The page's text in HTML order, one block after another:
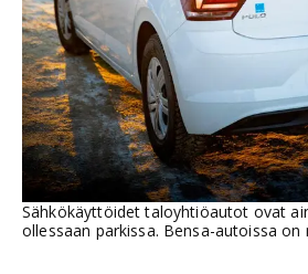
Sähkökäyttöidet taloyhtiöautot ovat
ollessaan parkissa. Bensa-autoissa on